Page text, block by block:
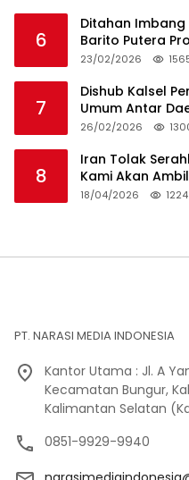
6
Ditahan
Barito Putera
23/02/2026
7
Dishub Kalsel
Umum Antar
26/02/2026
8
Iran Tolak
Kami Akan
18/04/2026 1224
PT. NARASI MEDIA INDONESIA
Kantor Utama : Jl. A
Kecamatan Bungur,
Kalimantan Selatan
0851-9929-9940